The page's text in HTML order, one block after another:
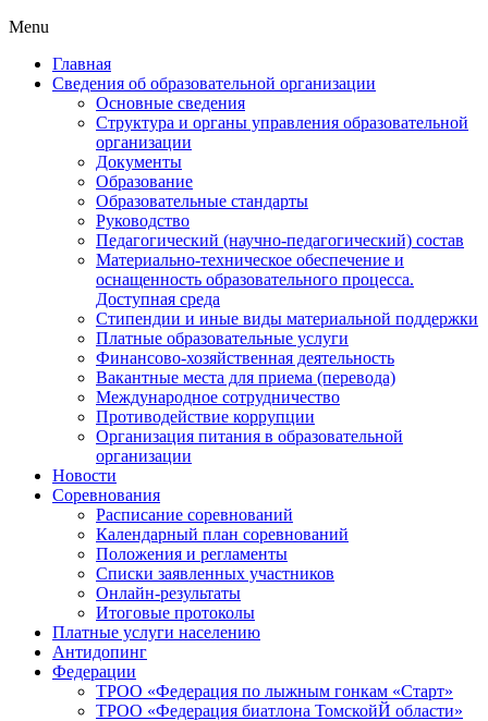
Menu
Главная
Сведения об образовательной организации
Основные сведения
Структура и органы управления образовательной
организации
Документы
Образование
Образовательные стандарты
Руководство
Педагогический (научно-педагогический) состав
Материально-техническое обеспечение и
оснащенность образовательного процесса.
Доступная среда
Стипендии и иные виды материальной поддержки
Платные образовательные услуги
Финансово-хозяйственная деятельность
Вакантные места для приема (перевода)
Международное сотрудничество
Противодействие коррупции
Организация питания в образовательной
организации
Новости
Соревнования
Расписание соревнований
Календарный план соревнований
Положения и регламенты
Списки заявленных участников
Онлайн-результаты
Итоговые протоколы
Платные услуги населению
Антидопинг
Федерации
ТРОО «Федерация по лыжным гонкам «Старт»
ТРОО «Федерация биатлона ТомскойЙ области»